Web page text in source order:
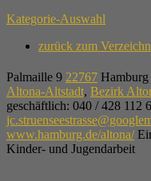
Kategorie-Auswahl
zurück zum
Palmaille 9 22767 Hamburg
Altona-Altstadt, Bezirk
geschäftlich: 040 / 428 112
www.hamburg.de/altona/
Kinder- und Jugendarbeit